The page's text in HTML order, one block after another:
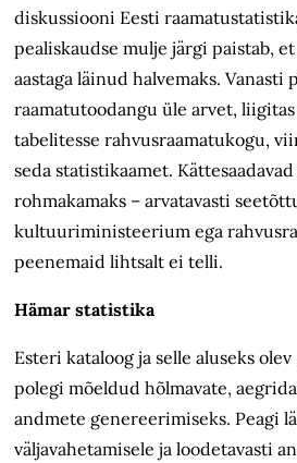
diskussiooni Eesti
pealiskaudse mulje järgi paistab,
aastaga läinud halvemaks. Vanasti
raamatutoodangu üle arvet, liigitas
tabelitesse rahvusraamatukogu,
seda statistikaamet.
rohmakamaks – arvatavasti
kultuuriministeerium ega
peenemaid lihtsalt ei telli.
Hämar statistika
Esteri kataloog ja selle aluseks
polegi mõeldud hõlmavate,
andmete genereerimiseks. Peagi
väljavahetamisele ja loodetavasti